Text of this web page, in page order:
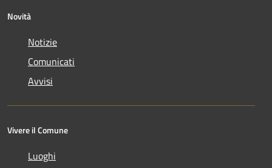
Novità
Notizie
Comunicati
Avvisi
Vivere il Comune
Luoghi